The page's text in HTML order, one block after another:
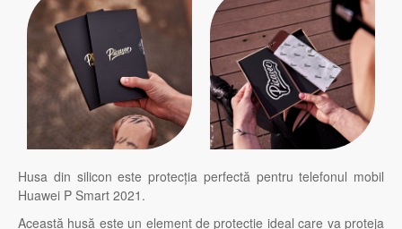
Husa din silicon este protecția perfectă pentru telefonul mobil
Huawei P Smart 2021.
Această husă este un element de protecție ideal care va proteja